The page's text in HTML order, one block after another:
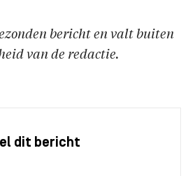
bericht en valt buiten
van de redactie.
dit bericht